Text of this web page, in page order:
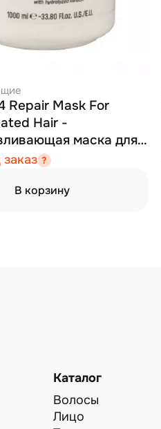
Repair Mask For
Hair -
маска для
и подвергнутых
В корзину
Каталог
Волосы
Лицо